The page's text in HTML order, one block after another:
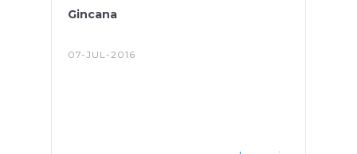
Gincana
07-JUL-2016